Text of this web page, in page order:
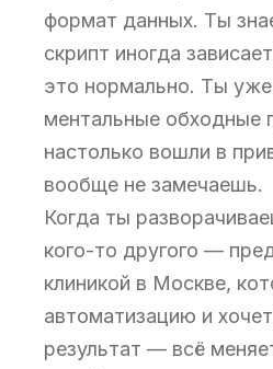
формат данных. Ты
скрипт иногда
это нормально. Ты
ментальные обходные
настолько вошли в
вообще не замечаешь.
Когда ты
кого-то другого —
клиникой в Москве,
автоматизацию и
результат — всё